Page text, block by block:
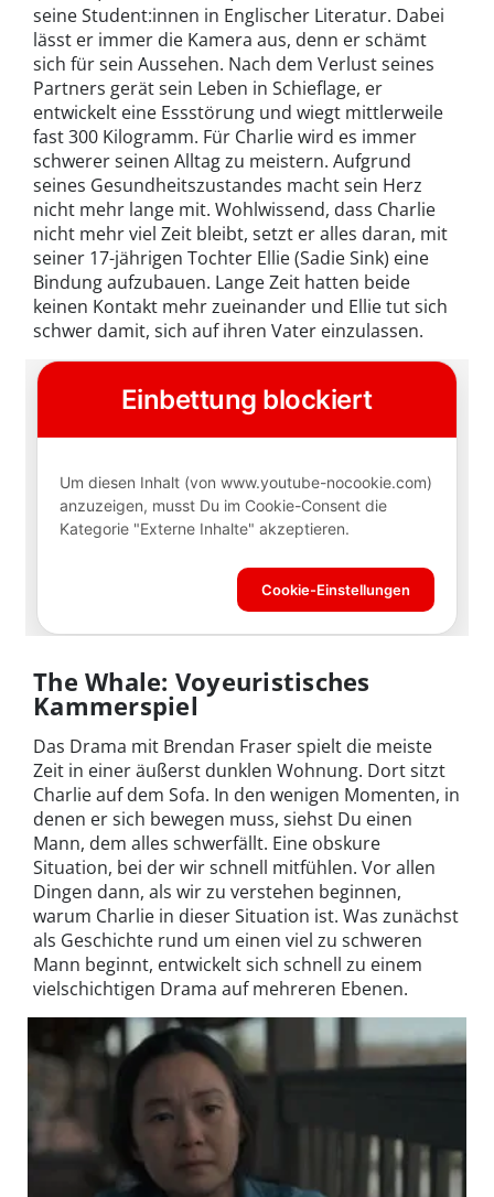
seine Student:innen in Englischer Literatur. Dabei
lässt er immer die Kamera aus, denn er schämt
sich für sein Aussehen. Nach dem Verlust seines
Partners gerät sein Leben in Schieflage, er
entwickelt eine Essstörung und wiegt mittlerweile
fast 300 Kilogramm. Für Charlie wird es immer
schwerer seinen Alltag zu meistern. Aufgrund
seines Gesundheitszustandes macht sein Herz
nicht mehr lange mit. Wohlwissend, dass Charlie
nicht mehr viel Zeit bleibt, setzt er alles daran, mit
seiner 17-jährigen Tochter Ellie (Sadie Sink) eine
Bindung aufzubauen. Lange Zeit hatten beide
keinen Kontakt mehr zueinander und Ellie tut sich
schwer damit, sich auf ihren Vater einzulassen.
The Whale: Voyeuristisches
Kammerspiel
Das Drama mit Brendan Fraser spielt die meiste
Zeit in einer äußerst dunklen Wohnung. Dort sitzt
Charlie auf dem Sofa. In den wenigen Momenten, in
denen er sich bewegen muss, siehst Du einen
Mann, dem alles schwerfällt. Eine obskure
Situation, bei der wir schnell mitfühlen. Vor allen
Dingen dann, als wir zu verstehen beginnen,
warum Charlie in dieser Situation ist. Was zunächst
als Geschichte rund um einen viel zu schweren
Mann beginnt, entwickelt sich schnell zu einem
vielschichtigen Drama auf mehreren Ebenen.